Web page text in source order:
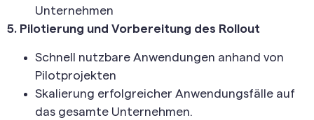
Unternehmen
5. Pilotierung und Vorbereitung des Rollout
Schnell nutzbare Anwendungen anhand von
Pilotprojekten
Skalierung erfolgreicher Anwendungsfälle auf
das gesamte Unternehmen.